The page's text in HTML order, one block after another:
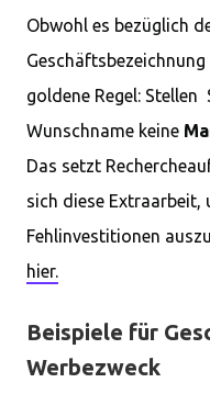
Obwohl es bezüglich
goldene Regel: Stellen
Wunschname keine
Das setzt
sich diese Extraarbeit,
Fehlinvestitionen
hier.
Beispiele für
Werbezweck